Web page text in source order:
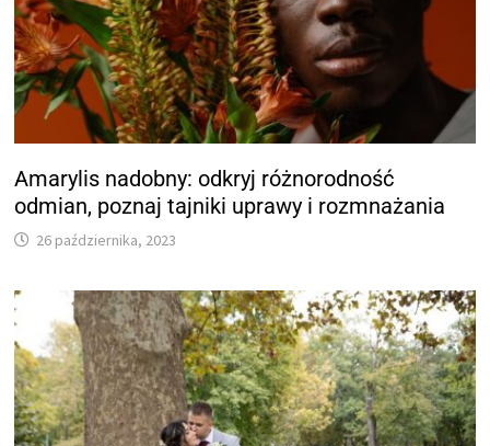
Amarylis nadobny: odkryj różnorodność
odmian, poznaj tajniki uprawy i rozmnażania
26 października, 2023